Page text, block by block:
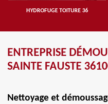
HYDROFUGE TOITURE 36
ENTREPRISE
SAINTE FAUSTE
Nettoyage et